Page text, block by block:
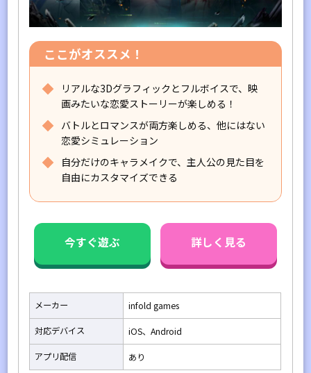
ここがオススメ！
リアルな3Dグラフィックとフルボイスで、映
画みたいな恋愛ストーリーが楽しめる！
バトルとロマンスが両方楽しめる、他にはない
恋愛シミュレーション
自分だけのキャラメイクで、主人公の見た目を
自由にカスタマイズできる
今すぐ遊ぶ 詳しく見る
メーカー
infold games
対応デバイス
iOS、Android
アプリ配信
あり